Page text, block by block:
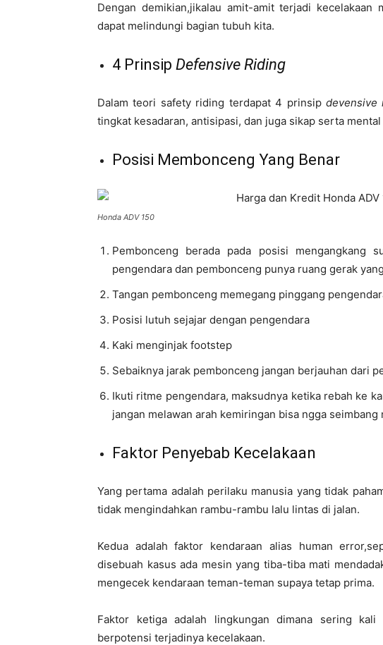
Dengan demikian,jikalau amit-amit terjadi kecelakaan
dapat melindungi bagian tubuh kita.
4 Prinsip Defensive Riding
Dalam teori safety riding terdapat 4 prinsip devensive
tingkat kesadaran, antisipasi, dan juga sikap serta mental
Posisi Membonceng Yang Benar
Honda ADV 150
Pembonceng berada pada posisi mengangkang
pengendara dan pembonceng punya ruang gerak
Tangan pembonceng memegang pinggang
Posisi lutuh sejajar dengan pengendara
Kaki menginjak footstep
Sebaiknya jarak pembonceng jangan berjauhan dari
Ikuti ritme pengendara, maksudnya ketika rebah ke
jangan melawan arah kemiringan bisa ngga seimbang
Faktor Penyebab Kecelakaan
Yang pertama adalah perilaku manusia yang tidak
tidak mengindahkan rambu-rambu lalu lintas di jalan.
Kedua adalah faktor kendaraan alias human
disebuah kasus ada mesin yang tiba-tiba mati
mengecek kendaraan teman-teman supaya tetap prima.
Faktor ketiga adalah lingkungan dimana sering
berpotensi terjadinya kecelakaan.